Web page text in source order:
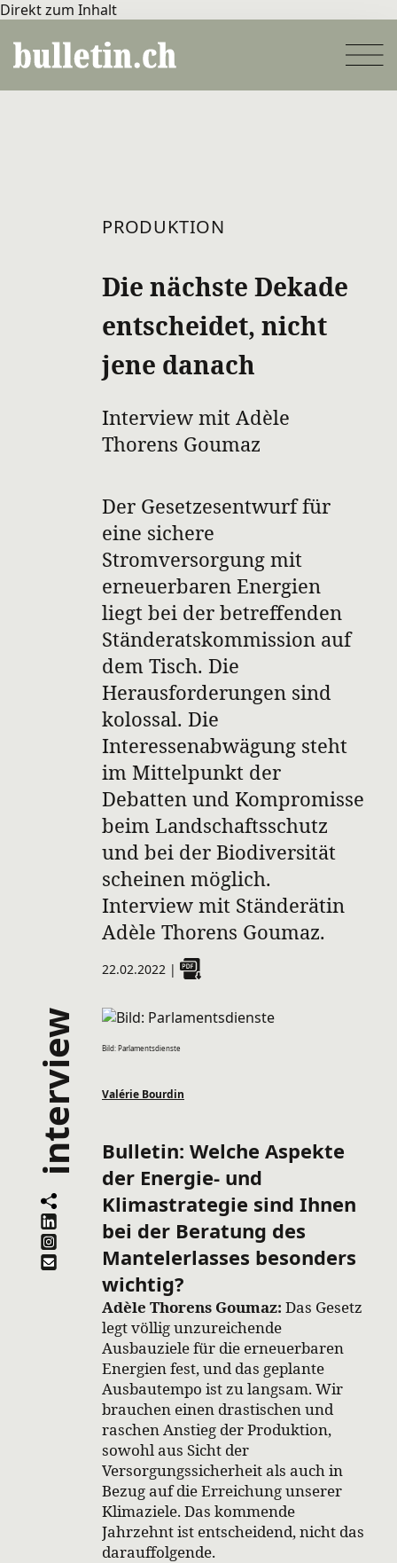
Direkt zum Inhalt
interview
PRODUKTION
Die nächste Dekade
entscheidet, nicht
jene danach
Interview mit Adèle
Thorens Goumaz
Der Gesetzesentwurf für
eine sichere
Stromversorgung mit
erneuerbaren Energien
liegt bei der betreffenden
Ständeratskommission auf
dem Tisch. Die
Herausforderungen sind
kolossal. Die
Interessenabwägung steht
im Mittelpunkt der
Debatten und Kompromisse
beim Landschaftsschutz
und bei der Biodiversität
scheinen möglich.
Interview mit Ständerätin
Adèle Thorens Goumaz.
22.02.2022 |
Bild: Parlamentsdienste
Valérie Bourdin
Bulletin: Welche Aspekte
der Energie- und
Klimastrategie sind Ihnen
bei der Beratung des
Mantelerlasses besonders
wichtig?
Adèle Thorens Goumaz: Das Gesetz
legt völlig unzureichende
Ausbauziele für die erneuerbaren
Energien fest, und das geplante
Ausbautempo ist zu langsam. Wir
brauchen einen drastischen und
raschen Anstieg der Produktion,
sowohl aus Sicht der
Versorgungssicherheit als auch in
Bezug auf die Erreichung unserer
Klimaziele. Das kommende
Jahrzehnt ist entscheidend, nicht das
darauffolgende.